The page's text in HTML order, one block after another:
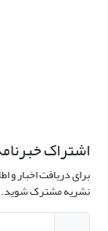
اشتراک
برای دریافت اخبار و
نشریه مشترک شوید.